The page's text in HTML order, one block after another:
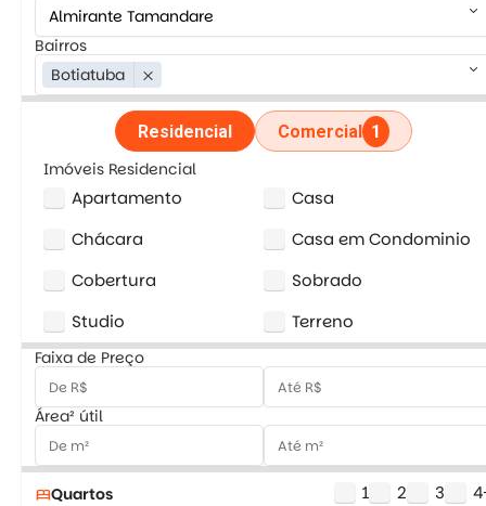
keyboard_arrow_down
Bairros
Botiatuba
close keyboard_arrow_down
Residencial Comercial 1
Imóveis Residencial
Apartamento
Casa
Chácara
Casa em Condominio
Cobertura
Sobrado
Studio
Terreno
Faixa de Preço
Área² útil
bedQuartos 1 2 3